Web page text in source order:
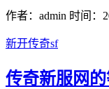
作者：admin 时间：
新开传奇sf
传奇新服网